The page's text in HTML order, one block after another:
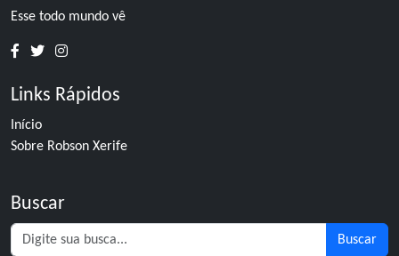
Esse todo mundo vê
Links Rápidos
Início
Sobre Robson Xerife
Buscar
Buscar